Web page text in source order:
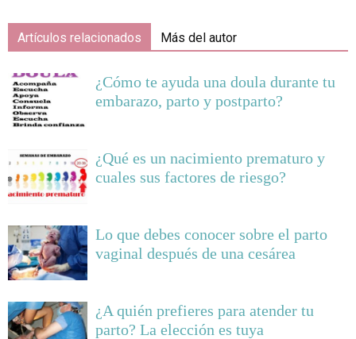
Artículos relacionados Más del autor
¿Cómo te ayuda una doula durante tu
embarazo, parto y postparto?
¿Qué es un nacimiento prematuro y
cuales sus factores de riesgo?
Lo que debes conocer sobre el parto
vaginal después de una cesárea
¿A quién prefieres para atender tu
parto? La elección es tuya